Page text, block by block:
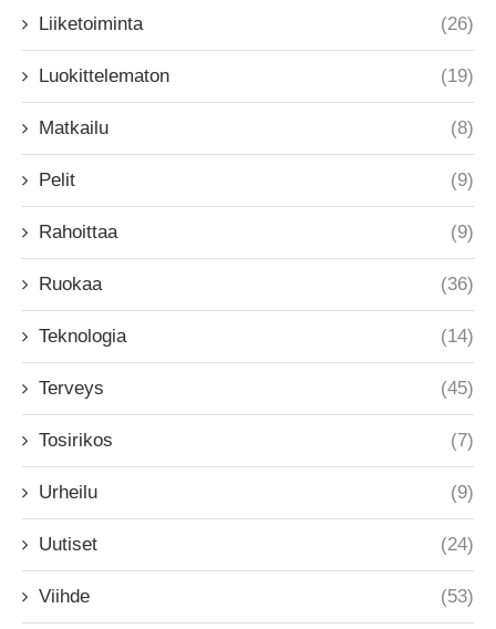
Liiketoiminta (26)
Luokittelematon (19)
Matkailu (8)
Pelit (9)
Rahoittaa (9)
Ruokaa (36)
Teknologia (14)
Terveys (45)
Tosirikos (7)
Urheilu (9)
Uutiset (24)
Viihde (53)